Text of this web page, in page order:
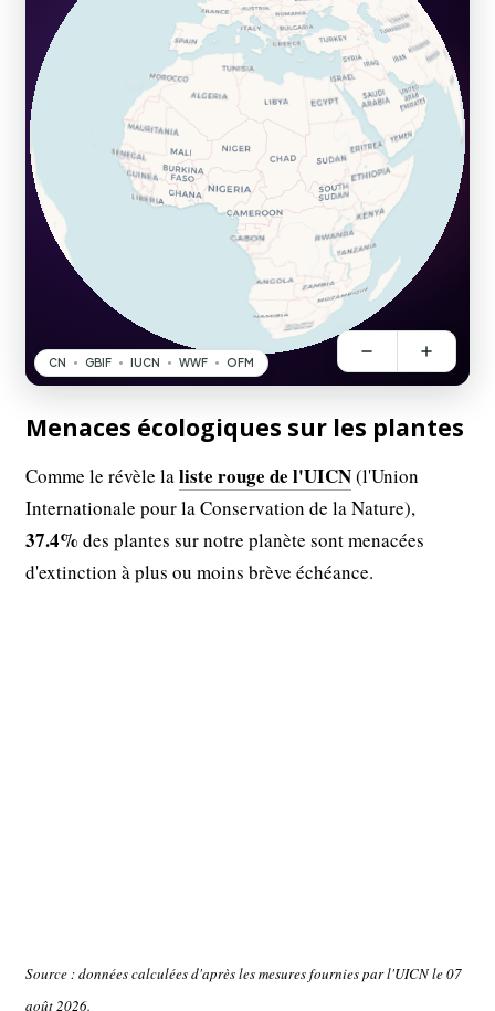
Menaces écologiques sur les plantes
Comme le révèle laliste rouge de l'UICN(l'Union
Internationale pour la Conservation de la Nature),
37.4% des plantes sur notre planète sont menacées
d'extinction à plus ou moins brève échéance.
Source : données calculées d'après les mesures fournies par l'UICN le 07
août 2026.